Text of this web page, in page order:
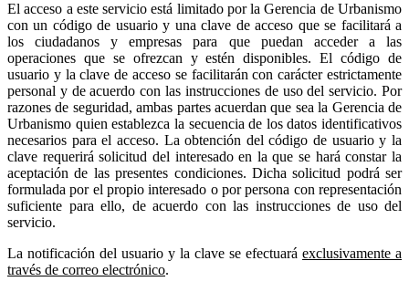
El acceso a este servicio está limitado por la Gerencia de Urbanismo
con un código de usuario y una clave de acceso que se facilitará a
los ciudadanos y empresas para que puedan acceder a las
operaciones que se ofrezcan y estén disponibles. El código de
usuario y la clave de acceso se facilitarán con carácter estrictamente
personal y de acuerdo con las instrucciones de uso del servicio. Por
razones de seguridad, ambas partes acuerdan que sea la Gerencia de
Urbanismo quien establezca la secuencia de los datos identificativos
necesarios para el acceso. La obtención del código de usuario y la
clave requerirá solicitud del interesado en la que se hará constar la
aceptación de las presentes condiciones. Dicha solicitud podrá ser
formulada por el propio interesado o por persona con representación
suficiente para ello, de acuerdo con las instrucciones de uso del
servicio.
La notificación del usuario y la clave se efectuará exclusivamente a
través de correo electrónico.